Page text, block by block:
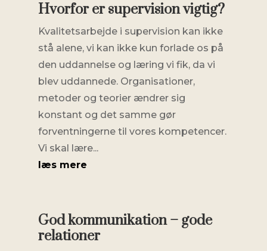
Hvorfor er supervision vigtig?
Kvalitetsarbejde i supervision kan ikke
stå alene, vi kan ikke kun forlade os på
den uddannelse og læring vi fik, da vi
blev uddannede. Organisationer,
metoder og teorier ændrer sig
konstant og det samme gør
forventningerne til vores kompetencer.
Vi skal lære...
læs mere
God kommunikation – gode
relationer